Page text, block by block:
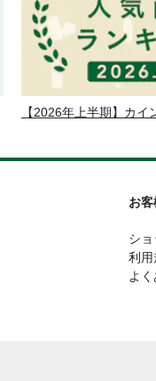
【2026年上半期】カ
お
シ
利用
よ